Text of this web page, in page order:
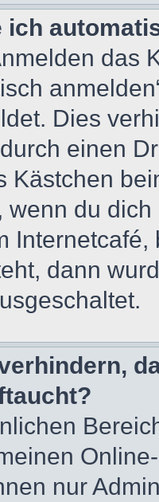
ich
das
Dies
einen
Kästchen
wenn du
dann
nur